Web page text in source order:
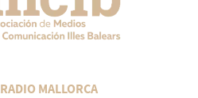
MALLORCA